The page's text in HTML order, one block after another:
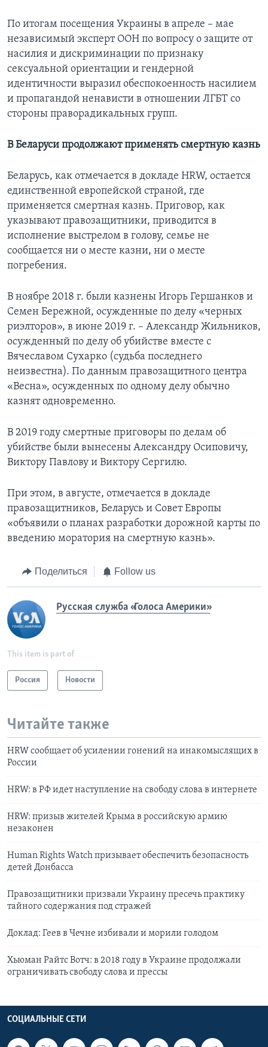
По итогам посещения Украины в апреле – мае
независимый эксперт ООН по вопросу о защите от
насилия и дискриминации по признаку
сексуальной ориентации и гендерной
идентичности выразил обеспокоенность насилием
и пропагандой ненависти в отношении ЛГБТ со
стороны праворадикальных групп.
В Беларуси продолжают применять смертную казнь
Беларусь, как отмечается в докладе HRW, остается
единственной европейской страной, где
применяется смертная казнь. Приговор, как
указывают правозащитники, приводится в
исполнение выстрелом в голову, семье не
сообщается ни о месте казни, ни о месте
погребения.
В ноябре 2018 г. были казнены Игорь Гершанков и
Семен Бережной, осужденные по делу «черных
риэлторов», в июне 2019 г. – Александр Жильников,
осужденный по делу об убийстве вместе с
Вячеславом Сухарко (судьба последнего
неизвестна). По данным правозащитного центра
«Весна», осужденных по одному делу обычно
казнят одновременно.
В 2019 году смертные приговоры по делам об
убийстве были вынесены Александру Осиповичу,
Виктору Павлову и Виктору Сергилю.
При этом, в августе, отмечается в докладе
правозащитников, Беларусь и Совет Европы
«объявили о планах разработки дорожной карты по
введению моратория на смертную казнь».
Поделиться Follow us
Русская служба «Голоса Америки»
This item is part of
Россия Новости
Читайте также
HRW сообщает об усилении гонений на инакомыслящих в
России
HRW: в РФ идет наступление на свободу слова в интернете
HRW: призыв жителей Крыма в российскую армию
незаконен
Human Rights Watch призывает обеспечить безопасность
детей Донбасса
Правозащитники призвали Украину пресечь практику
тайного содержания под стражей
Доклад: Геев в Чечне избивали и морили голодом
Хьюман Райтс Вотч: в 2018 году в Украине продолжали
ограничивать свободу слова и прессы
СОЦИАЛЬНЫЕ СЕТИ